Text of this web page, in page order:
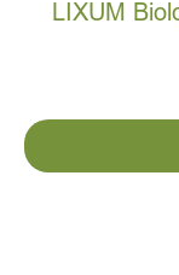
LIXUM